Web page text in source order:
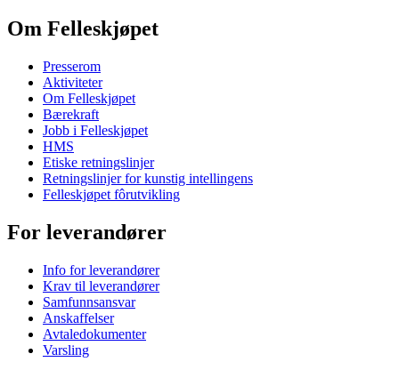
Om Felleskjøpet
Presserom
Aktiviteter
Om Felleskjøpet
Bærekraft
Jobb i Felleskjøpet
HMS
Etiske retningslinjer
Retningslinjer for kunstig intellingens
Felleskjøpet fôrutvikling
For leverandører
Info for leverandører
Krav til leverandører
Samfunnsansvar
Anskaffelser
Avtaledokumenter
Varsling